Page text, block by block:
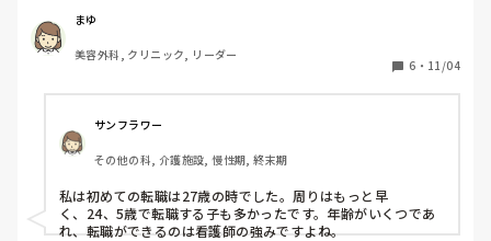
ることをお祈りしております！
まゆ
美容外科, クリニック, リーダー
6 ・ 11/04
サンフラワー
その他の科, 介護施設, 慢性期, 終末期
私は初めての転職は27歳の時でした。周りはもっと早
く、24、5歳で転職する子も多かったです。年齢がいくつであ
れ、転職ができるのは看護師の強みですよね。